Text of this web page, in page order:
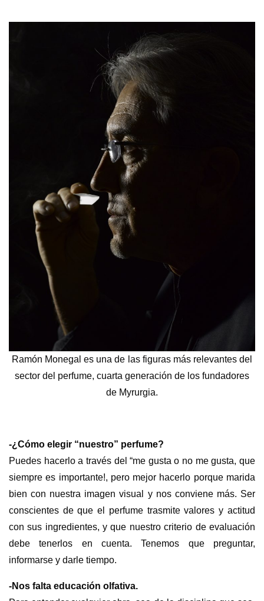
Ramón Monegal es una de las figuras más relevantes del
sector del perfume, cuarta generación de los fundadores
de Myrurgia.
-¿Cómo elegir “nuestro” perfume?
Puedes hacerlo a través del “me gusta o no me gusta, que
siempre es importante!, pero mejor hacerlo porque marida
bien con nuestra imagen visual y nos conviene más. Ser
conscientes de que el perfume trasmite valores y actitud
con sus ingredientes, y que nuestro criterio de evaluación
debe tenerlos en cuenta. Tenemos que preguntar,
informarse y darle tiempo.
-Nos falta educación olfativa.